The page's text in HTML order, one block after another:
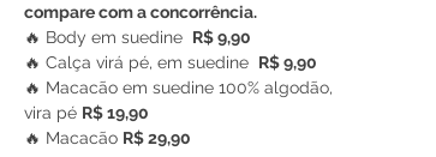
compare com a concorrência.
🔥 Body em suedine R$ 9,90
🔥 Calça virá pé, em suedine R$ 9,90
🔥 Macacão em suedine 100% algodão,
vira pé R$ 19,90
🔥 Macacão R$ 29,90